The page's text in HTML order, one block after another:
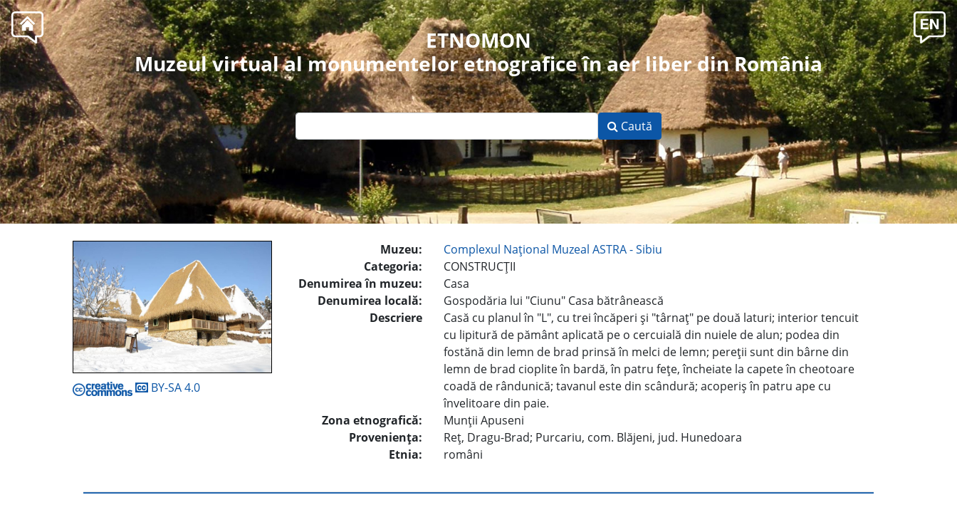
ETNOMON
Muzeul virtual al monumentelor etnografice în aer liber din România
Caută
BY-SA 4.0
Muzeu:
Complexul Naţional Muzeal ASTRA - Sibiu
Categoria:
CONSTRUCŢII
Denumirea în muzeu:
Casa
Denumirea locală:
Gospodăria lui "Ciunu" Casa bătrânească
Descriere
Casă cu planul în "L", cu trei încăperi şi "târnaţ" pe două laturi; interior tencuit
cu lipitură de pământ aplicată pe o cercuială din nuiele de alun; podea din
fostănă din lemn de brad prinsă în melci de lemn; pereţii sunt din bârne din
lemn de brad cioplite în bardă, în patru feţe, încheiate la capete în cheotoare
coadă de rândunică; tavanul este din scândură; acoperiş în patru ape cu
învelitoare din paie.
Zona etnografică:
Munţii Apuseni
Provenienţa:
Reţ, Dragu-Brad; Purcariu, com. Blăjeni, jud. Hunedoara
Etnia:
români